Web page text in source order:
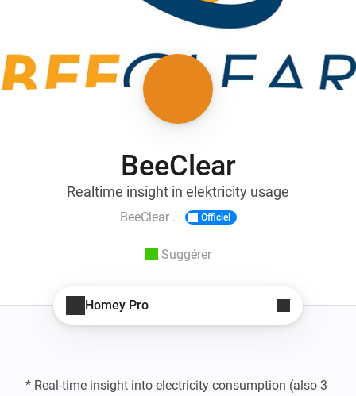
BeeClear
Realtime insight in elektricity usage
BeeClear . Officiel
Suggérer
Homey Pro
* Real-time insight into electricity consumption (also 3